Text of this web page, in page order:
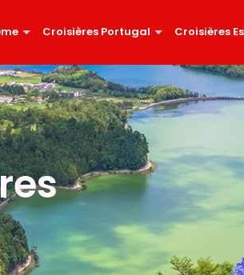
Croisières Portugal Croisières